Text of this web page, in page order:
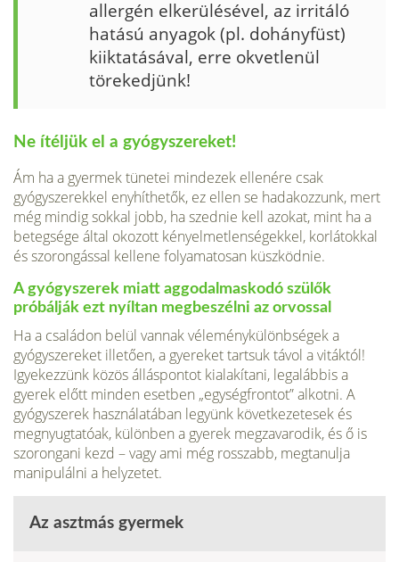
allergén elkerülésével, az irritáló
hatású anyagok (pl. dohányfüst)
kiiktatásával, erre okvetlenül
törekedjünk!
Ne ítéljük el a gyógyszereket!
Ám ha a gyermek tünetei mindezek ellenére csak
gyógyszerekkel enyhíthetők, ez ellen se hadakozzunk, mert
még mindig sokkal jobb, ha szednie kell azokat, mint ha a
betegsége által okozott kényelmetlenségekkel, korlátokkal
és szorongással kellene folyamatosan küszködnie.
A gyógyszerek miatt aggodalmaskodó szülők
próbálják ezt nyíltan megbeszélni az orvossal
Ha a családon belül vannak véleménykülönbségek a
gyógyszereket illetően, a gyereket tartsuk távol a vitáktól!
Igyekezzünk közös álláspontot kialakítani, legalábbis a
gyerek előtt minden esetben „egységfrontot” alkotni. A
gyógyszerek használatában legyünk következetesek és
megnyugtatóak, különben a gyerek megzavarodik, és ő is
szorongani kezd – vagy ami még rosszabb, megtanulja
manipulálni a helyzetet.
Az asztmás gyermek